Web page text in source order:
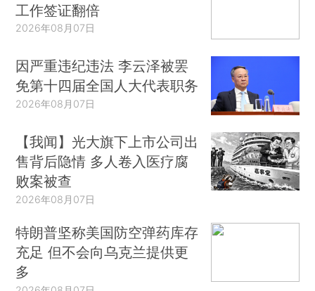
工作签证翻倍
2026年08月07日
因严重违纪违法 李云泽被罢
免第十四届全国人大代表职务
2026年08月07日
【我闻】光大旗下上市公司出
售背后隐情 多人卷入医疗腐
败案被查
2026年08月07日
特朗普坚称美国防空弹药库存
充足 但不会向乌克兰提供更
多